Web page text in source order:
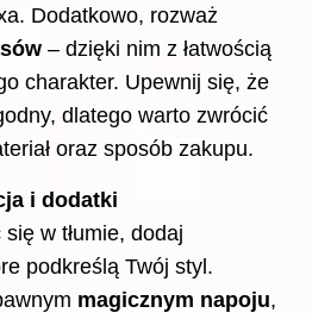
Dodatkowo, rozważ
– dzięki nim z łatwością
charakter. Upewnij się, że
dlatego warto zwrócić
oraz sposób zakupu.
i dodatki
w tłumie, dodaj
podkreślą Twój styl.
magicznym napoju,